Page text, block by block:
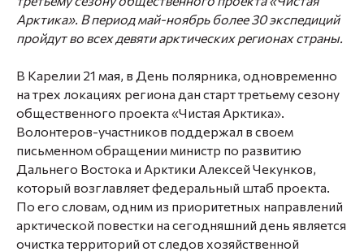
Арктика». В период май-ноябрь более 30 экспедиций
пройдут во всех девяти арктических регионах страны.
В Карелии 21 мая, в День полярника, одновременно
на трех локациях региона дан старт третьему сезону
общественного проекта «Чистая Арктика».
Волонтеров-участников поддержал в своем
письменном обращении министр по развитию
Дальнего Востока и Арктики Алексей Чекунков,
который возглавляет федеральный штаб проекта.
По его словам, одним из приоритетных направлений
арктической повестки на сегодняшний день является
очистка территорий от следов хозяйственной